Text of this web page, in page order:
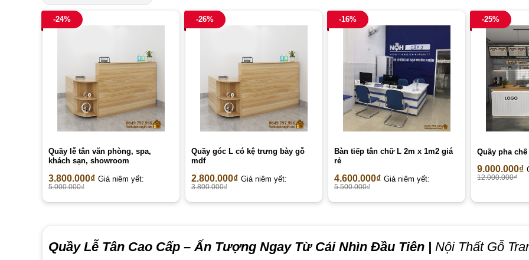
-24%
Quầy lễ tân văn phòng, spa,
khách sạn, showroom
3.800.000₫ Giá niêm yết:
5.000.000₫
-26%
Quầy góc L có kệ trưng bày gỗ
mdf
2.800.000₫ Giá niêm yết:
3.800.000₫
-16%
Bàn tiếp tân chữ L 2m x 1m2 giá
rẻ
4.600.000₫ Giá niêm yết:
5.500.000₫
-25%
Quầy pha
9.000.000₫
12.000.000₫
Quầy Lễ Tân Cao Cấp – Ấn Tượng Ngay Từ Cái Nhìn Đầu Tiên| Nội Thất Gỗ